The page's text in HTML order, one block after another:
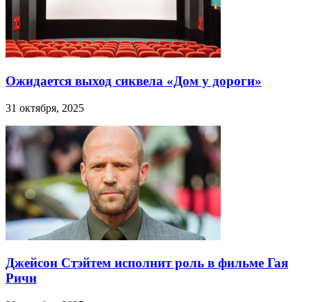
Ожидается выход сиквела «Дом у дороги»
31 октября, 2025
Джейсон Стэйтем исполнит роль в фильме Гая
Ричи